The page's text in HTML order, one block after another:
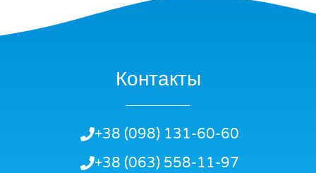
Контакты
+38 (098) 131-60-60
+38 (063) 558-11-97